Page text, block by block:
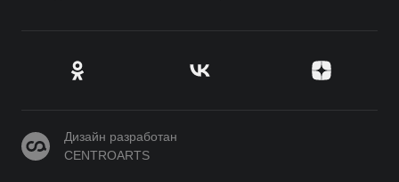
CENTROARTS